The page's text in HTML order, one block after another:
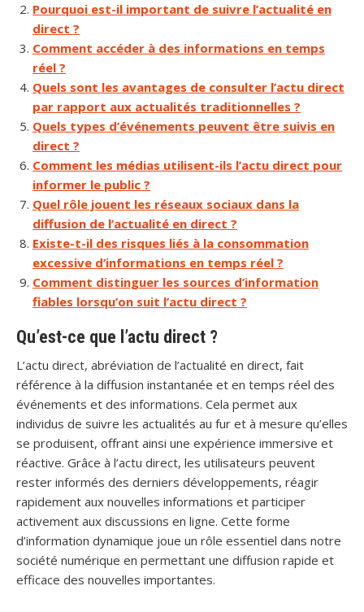
Pourquoi est-il important de suivre l’actualité en
direct ?
Comment accéder à des informations en temps
réel ?
Quels sont les avantages de consulter l’actu direct
par rapport aux actualités traditionnelles ?
Quels types d’événements peuvent être suivis en
direct ?
Comment les médias utilisent-ils l’actu direct pour
informer le public ?
Quel rôle jouent les réseaux sociaux dans la
diffusion de l’actualité en direct ?
Existe-t-il des risques liés à la consommation
excessive d’informations en temps réel ?
Comment distinguer les sources d’information
fiables lorsqu’on suit l’actu direct ?
Qu’est-ce que l’actu direct ?
L’actu direct, abréviation de l’actualité en direct, fait
référence à la diffusion instantanée et en temps réel des
événements et des informations. Cela permet aux
individus de suivre les actualités au fur et à mesure qu’elles
se produisent, offrant ainsi une expérience immersive et
réactive. Grâce à l’actu direct, les utilisateurs peuvent
rester informés des derniers développements, réagir
rapidement aux nouvelles informations et participer
activement aux discussions en ligne. Cette forme
d’information dynamique joue un rôle essentiel dans notre
société numérique en permettant une diffusion rapide et
efficace des nouvelles importantes.